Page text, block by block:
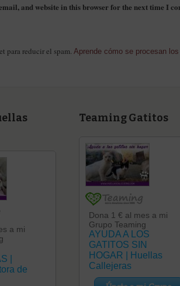
and website in this browser for the next time I
para reducir el spam. Aprende cómo se procesan
Teaming Gatitos